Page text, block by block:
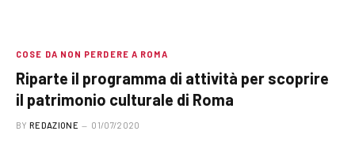
COSE DA NON PERDERE A ROMA
Riparte il programma di attività per scoprire
il patrimonio culturale di Roma
BY REDAZIONE 01/07/2020